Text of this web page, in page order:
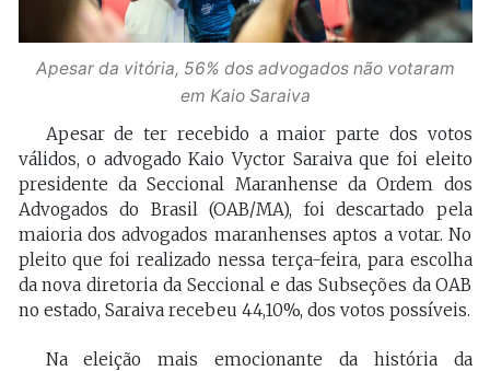
Apesar da vitória, 56% dos advogados não votaram
em Kaio Saraiva
Apesar de ter recebido a maior parte dos votos
válidos, o advogado Kaio Vyctor Saraiva que foi eleito
presidente da Seccional Maranhense da Ordem dos
Advogados do Brasil (OAB/MA), foi descartado pela
maioria dos advogados maranhenses aptos a votar. No
pleito que foi realizado nessa terça-feira, para escolha
da nova diretoria da Seccional e das Subseções da OAB
no estado, Saraiva recebeu 44,10%, dos votos possíveis.
Na eleição mais emocionante da história da